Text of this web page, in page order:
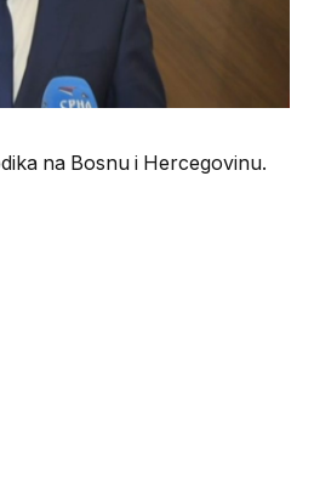
na Bosnu i Hercegovinu.